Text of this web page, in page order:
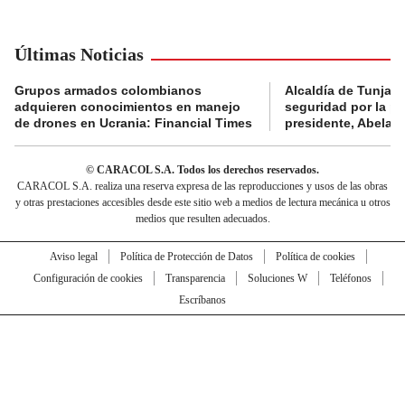
Últimas Noticias
Grupos armados colombianos
adquieren conocimientos en manejo
de drones en Ucrania: Financial Times
Alcaldía de Tunja
seguridad por la
presidente,
© CARACOL S.A. Todos los derechos reservados.
CARACOL S.A. realiza una reserva expresa de las reproducciones y usos de las obras
y otras prestaciones accesibles desde este sitio web a medios de lectura mecánica u otros
medios que resulten adecuados.
Aviso legal Política de Protección de Datos
Política de cookies
Configuración de cookies
Transparencia Soluciones W
Teléfonos
Escríbanos